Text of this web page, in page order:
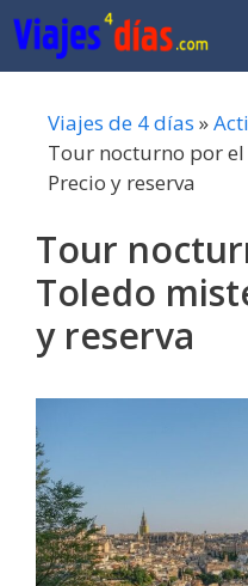
Saltar
al
contenido
Viajes de 4 días »
Tour nocturno por
Precio y reserva
Tour
Toledo
y reserva